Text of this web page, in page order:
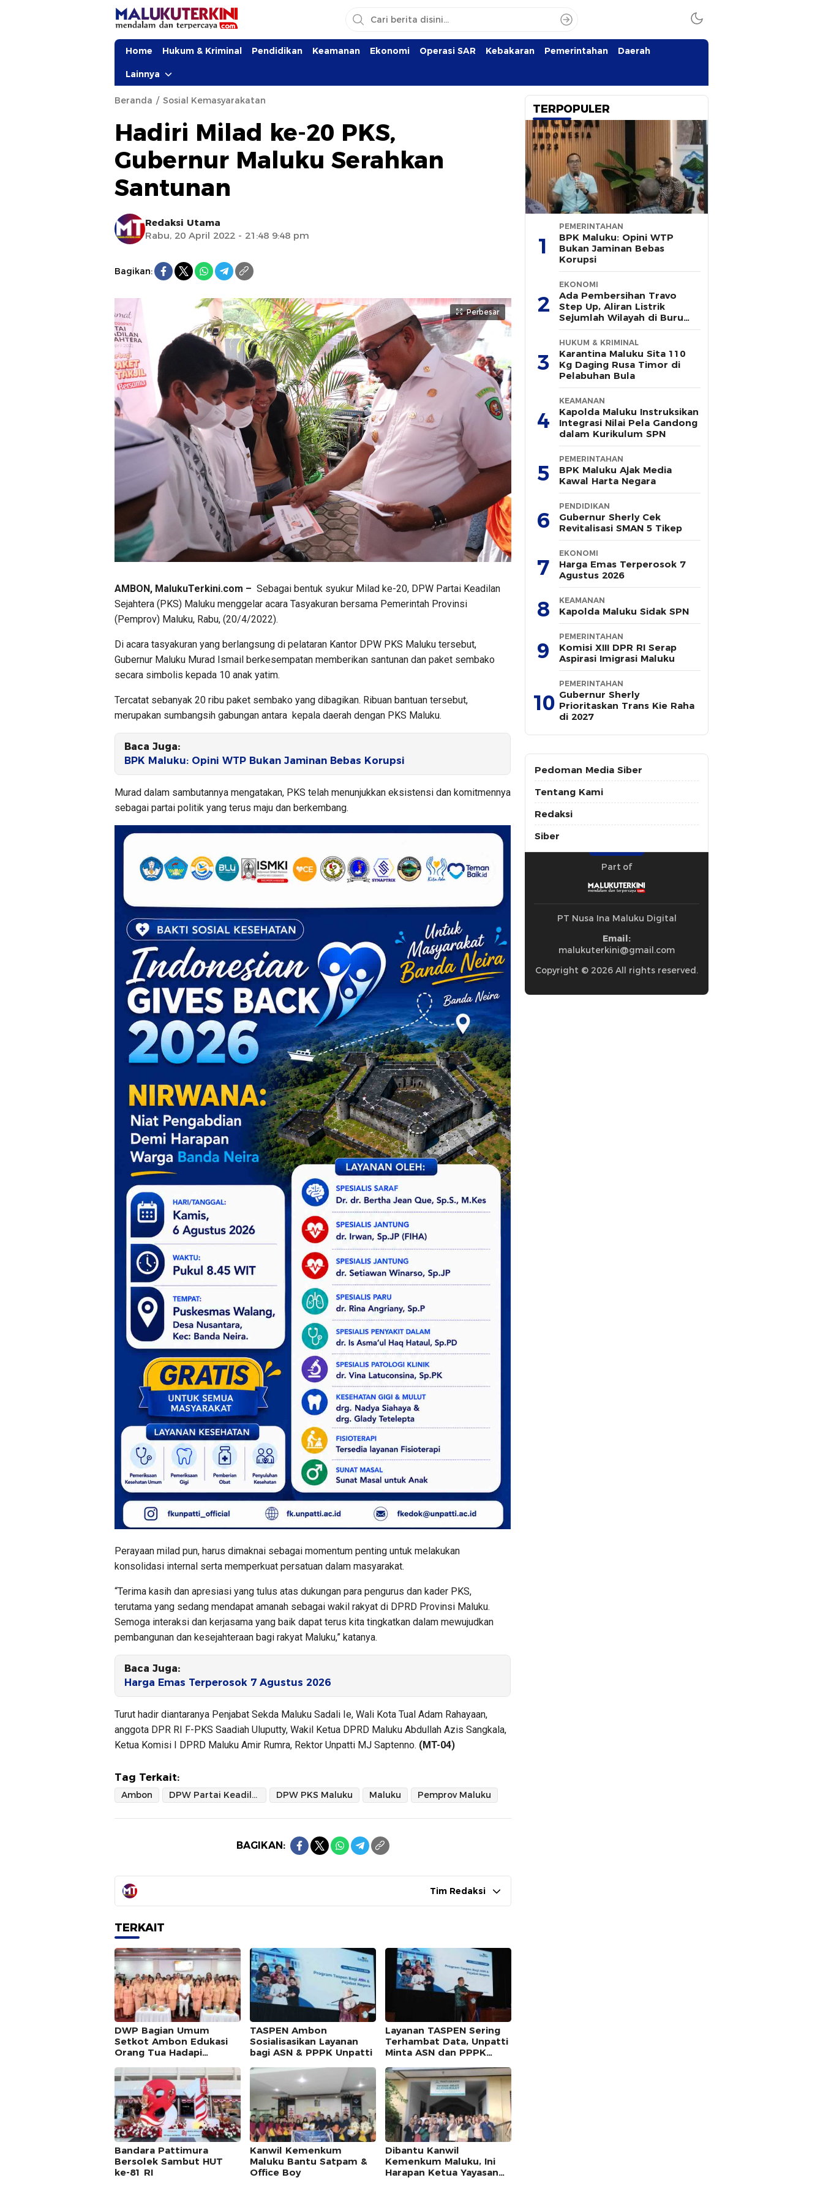
Home Hukum & Kriminal Pendidikan Keamanan Ekonomi Operasi SAR Kebakaran Pemerintahan Daerah
Lainnya
Beranda Sosial Kemasyarakatan
Hadiri Milad ke-20 PKS,
Gubernur Maluku Serahkan
Santunan
Redaksi Utama
Rabu, 20 April 2022 - 21:48 9:48 pm
Bagikan:
Perbesar
AMBON, MalukuTerkini.com – Sebagai bentuk syukur Milad ke-20, DPW Partai Keadilan
Sejahtera (PKS) Maluku menggelar acara Tasyakuran bersama Pemerintah Provinsi
(Pemprov) Maluku, Rabu, (20/4/2022).
Di acara tasyakuran yang berlangsung di pelataran Kantor DPW PKS Maluku tersebut,
Gubernur Maluku Murad Ismail berkesempatan memberikan santunan dan paket sembako
secara simbolis kepada 10 anak yatim.
Tercatat sebanyak 20 ribu paket sembako yang dibagikan. Ribuan bantuan tersebut,
merupakan sumbangsih gabungan antara kepala daerah dengan PKS Maluku.
Baca Juga:
BPK Maluku: Opini WTP Bukan Jaminan Bebas Korupsi
Murad dalam sambutannya mengatakan, PKS telah menunjukkan eksistensi dan komitmennya
sebagai partai politik yang terus maju dan berkembang.
Perayaan milad pun, harus dimaknai sebagai momentum penting untuk melakukan
konsolidasi internal serta memperkuat persatuan dalam masyarakat.
“Terima kasih dan apresiasi yang tulus atas dukungan para pengurus dan kader PKS,
terutama yang sedang mendapat amanah sebagai wakil rakyat di DPRD Provinsi Maluku.
Semoga interaksi dan kerjasama yang baik dapat terus kita tingkatkan dalam mewujudkan
pembangunan dan kesejahteraan bagi rakyat Maluku,” katanya.
Baca Juga:
Harga Emas Terperosok 7 Agustus 2026
Turut hadir diantaranya Penjabat Sekda Maluku Sadali Ie, Wali Kota Tual Adam Rahayaan,
anggota DPR RI F-PKS Saadiah Uluputty, Wakil Ketua DPRD Maluku Abdullah Azis Sangkala,
Ketua Komisi I DPRD Maluku Amir Rumra, Rektor Unpatti MJ Saptenno. (MT-04)
Tag Terkait:
Ambon DPW Partai Keadilan Sejahtera Maluku DPW PKS Maluku Maluku Pemprov Maluku
BAGIKAN:
Tim Redaksi
TERKAIT
DWP Bagian Umum
Setkot Ambon Edukasi
Orang Tua Hadapi
Modern
TASPEN Ambon
Sosialisasikan Layanan
bagi ASN & PPPK Unpatti
Layanan TASPEN Sering
Terhambat Data, Unpatti
Minta ASN dan PPPK
Bandara Pattimura
Bersolek Sambut HUT
ke-81 RI
Kanwil Kemenkum
Maluku Bantu Satpam &
Office Boy
Dibantu Kanwil
Kemenkum Maluku, Ini
Harapan Ketua Yayasan
TERPOPULER
1
PEMERINTAHAN
BPK Maluku: Opini WTP
Bukan Jaminan Bebas
Korupsi
2
EKONOMI
Ada Pembersihan Travo
Step Up, Aliran Listrik
Sejumlah Wilayah di Buru
Padam Sementara
3
HUKUM & KRIMINAL
Karantina Maluku Sita 110
Kg Daging Rusa Timor di
Pelabuhan Bula
4
KEAMANAN
Kapolda Maluku Instruksikan
Integrasi Nilai Pela Gandong
dalam Kurikulum SPN
5
PEMERINTAHAN
BPK Maluku Ajak Media
Kawal Harta Negara
6
PENDIDIKAN
Gubernur Sherly Cek
Revitalisasi SMAN 5 Tikep
7
EKONOMI
Harga Emas Terperosok 7
Agustus 2026
8 KEAMANAN
Kapolda Maluku Sidak SPN
9
PEMERINTAHAN
Komisi XIII DPR RI Serap
Aspirasi Imigrasi Maluku
10
PEMERINTAHAN
Gubernur Sherly
Prioritaskan Trans Kie Raha
di 2027
Pedoman Media Siber
Tentang Kami
Redaksi
Siber
Part of
PT Nusa Ina Maluku Digital
Email:
malukuterkini@gmail.com
Copyright © 2026 All rights reserved.